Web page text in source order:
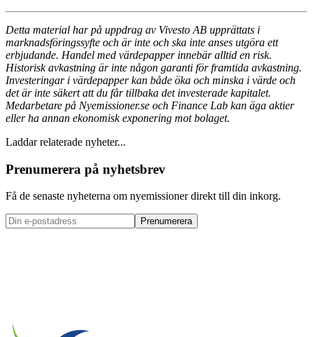
Detta material har på uppdrag av Vivesto AB upprättats i
marknadsföringssyfte och är inte och ska inte anses utgöra ett
erbjudande. Handel med värdepapper innebär alltid en risk.
Historisk avkastning är inte någon garanti för framtida avkastning.
Investeringar i värdepapper kan både öka och minska i värde och
det är inte säkert att du får tillbaka det investerade kapitalet.
Medarbetare på Nyemissioner.se och Finance Lab kan äga aktier
eller ha annan ekonomisk exponering mot bolaget.
Laddar relaterade nyheter...
Prenumerera på nyhetsbrev
Få de senaste nyheterna om nyemissioner direkt till din inkorg.
Prenumerera